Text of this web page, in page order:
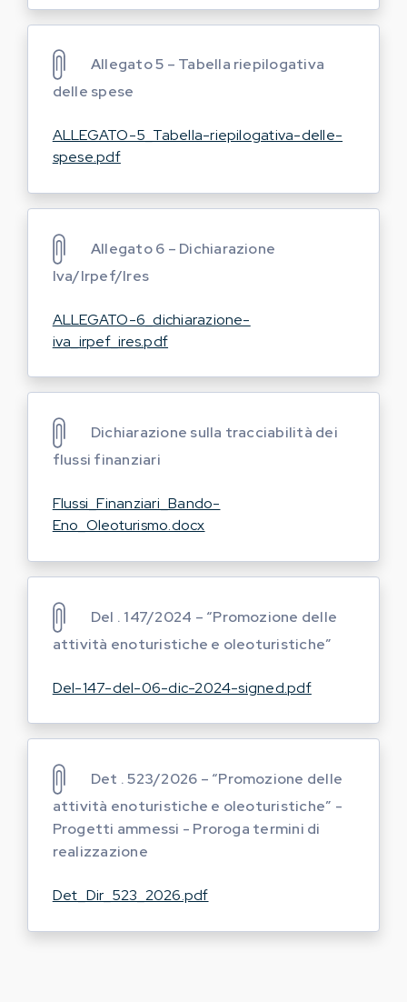
Allegato 5 – Tabella riepilogativa
delle spese
ALLEGATO-5_Tabella-riepilogativa-delle-
spese.pdf
Allegato 6 – Dichiarazione
Iva/Irpef/Ires
ALLEGATO-6_dichiarazione-
iva_irpef_ires.pdf
Dichiarazione sulla tracciabilità dei
flussi finanziari
Flussi_Finanziari_Bando-
Eno_Oleoturismo.docx
Del . 147/2024 – “Promozione delle
attività enoturistiche e oleoturistiche”
Del-147-del-06-dic-2024-signed.pdf
Det . 523/2026 – “Promozione delle
attività enoturistiche e oleoturistiche” -
Progetti ammessi - Proroga termini di
realizzazione
Det_Dir_523_2026.pdf